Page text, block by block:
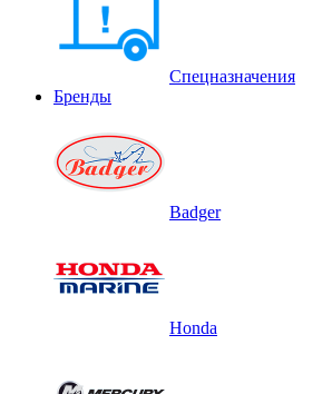
Спецназначения
Бренды
Badger
Honda